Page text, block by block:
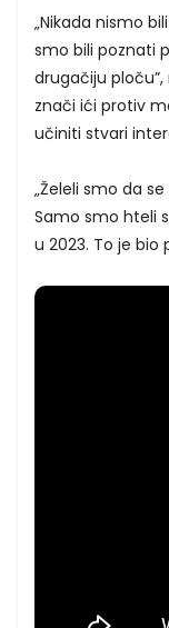
„Nikada nismo
smo bili poznati
drugačiju ploču”,
znači ići protiv
učiniti stvari
„Želeli smo da
Samo smo hteli
u 2023. To je bio